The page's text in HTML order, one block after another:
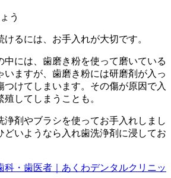
う
けるには、お手入れが大切です。
中には、歯磨き粉を使って磨いている
いますが、歯磨き粉には研磨剤が入っ
つけてしまいます。その傷が原因で入
してしまうことも。
浄剤やブラシを使ってお手入れしまし
どいようなら入れ歯洗浄剤に浸してお